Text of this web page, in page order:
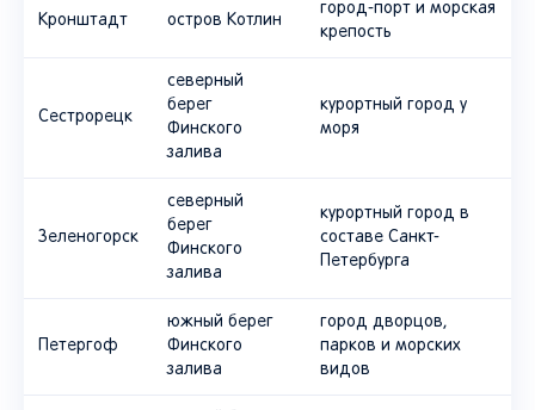
Кронштадт остров Котлин
город-порт и морская
крепость
Сестрорецк
северный
берег
Финского
залива
курортный город у
моря
Зеленогорск
северный
берег
Финского
залива
курортный город в
составе Санкт-
Петербурга
Петергоф
южный берег
Финского
залива
город дворцов,
парков и морских
видов